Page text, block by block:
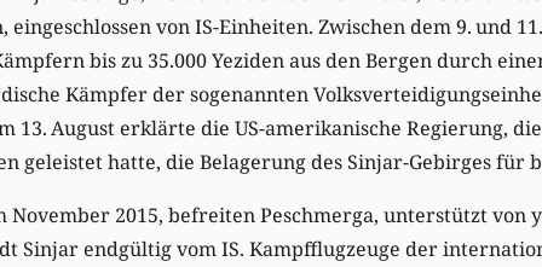
von IS-Einheiten. Zwischen dem 9. und
bis zu 35.000 Yeziden aus den Bergen durch
Kämpfer der sogenannten
13. August erklärte die US-amerikanische Regierung,
geleistet hatte, die Belagerung des Sinjar-Gebirges für
November 2015, befreiten Peschmerga, unterstützt von
Sinjar endgültig vom IS. Kampfflugzeuge der